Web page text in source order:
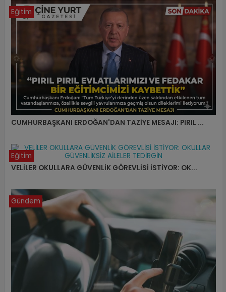
CUMHURBAŞKANI ERDOĞAN'DAN TAZİYE MESAJI: PIRIL ...
Eğitim
VELİLER OKULLARA GÜVENLİK GÖREVLİSİ İSTİYOR: OK...
Eğitim
Gündem